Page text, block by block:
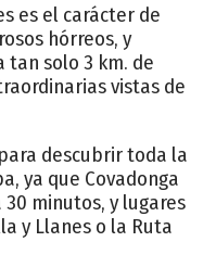
es el carácter de
hórreos, y
tan solo 3 km. de
vistas de
descubrir toda la
ya que Covadonga
minutos, y lugares
y Llanes o la Ruta